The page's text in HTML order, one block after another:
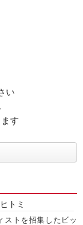
い
す
トミ
ストを招集したビッ